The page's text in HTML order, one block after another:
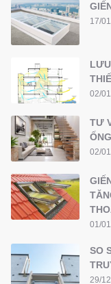
17/
02/
TƯ
ỐNG
02/
01/
SO
29/